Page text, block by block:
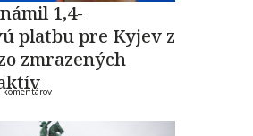
1,4-
platbu pre Kyjev z
zmrazených
komentárov